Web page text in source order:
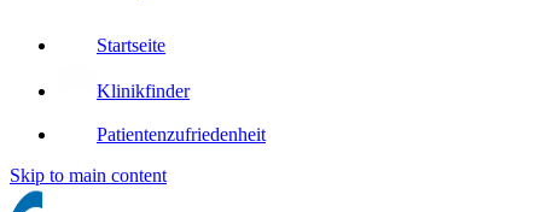
Startseite
Klinikfinder
Patientenzufriedenheit
Skip to main content